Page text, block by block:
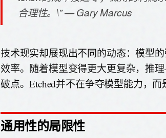
合理性。\” — Gary Marcus
技术现实却展现出不同的动态：模型
效率。随着模型变得更大更复杂，
破点。Etched并不在争夺模型能力，而
通用性的局限性